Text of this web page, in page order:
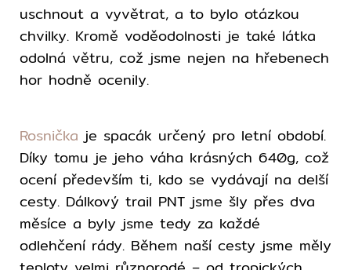
uschnout a vyvětrat, a to bylo otázkou
chvilky. Kromě voděodolnosti je také látka
odolná větru, což jsme nejen na hřebenech
hor hodně ocenily.
Rosnička je spacák určený pro letní období.
Díky tomu je jeho váha krásných 640g, což
ocení především ti, kdo se vydávají na delší
cesty. Dálkový trail PNT jsme šly přes dva
měsíce a byly jsme tedy za každé
odlehčení rády. Během naší cesty jsme měly